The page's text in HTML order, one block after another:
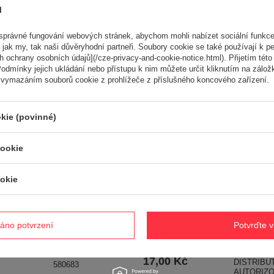
Potřebujete pomoc? Máte
Položte svůj dotaz a my vám ihned odpovíme, nejzajímavější
odpovědi budou zveřejněny pro
0000
580683
17,00 Kč
CEDRUS
86MC
fungování webových stránek, abychom mohli nabízet sociální
my, tak naši důvěryhodní partneři. Soubory cookie se také používají k
ochrany osobních údajů](/cze-privacy-and-cookie-notice.html). Přijetím
jejich ukládání nebo přístupu k nim můžete určit kliknutím na
souborů cookie z prohlížeče z příslušného koncového zařízení.
(povinné)
potvrzení Potvrďte